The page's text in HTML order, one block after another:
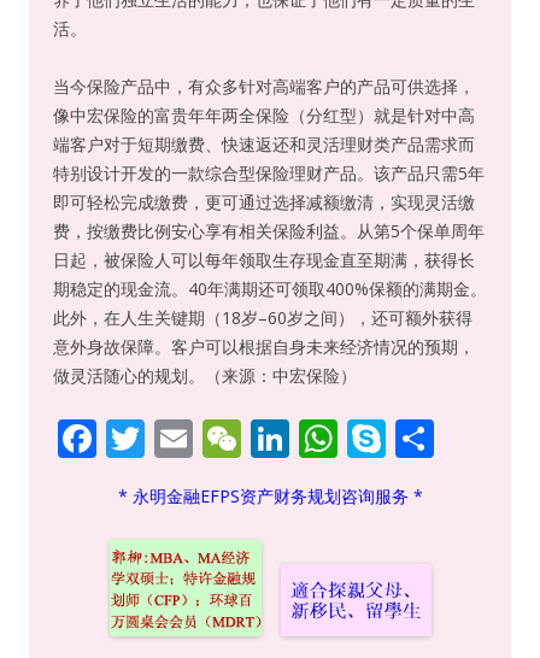
活。
当今保险产品中，有众多针对高端客户的产品可供选择，
像中宏保险的富贵年年两全保险（分红型）就是针对中高
端客户对于短期缴费、快速返还和灵活理财类产品需求而
特别设计开发的一款综合型保险理财产品。该产品只需5年
即可轻松完成缴费，更可通过选择减额缴清，实现灵活缴
费，按缴费比例安心享有相关保险利益。从第5个保单周年
日起，被保险人可以每年领取生存现金直至期满，获得长
期稳定的现金流。40年满期还可领取400%保额的满期金。
此外，在人生关键期（18岁–60岁之间），还可额外获得
意外身故保障。客户可以根据自身未来经济情况的预期，
做灵活随心的规划。（来源：中宏保险）
F
ac
b
o
o
T
w
itt
er
E
m
ai
l
W
e
C
h
at
Li
n
k
e
dI
n
W
h
at
s
A
p
S
k
y
p
e
* 永明金融EFPS资产财务规划咨询服务 *